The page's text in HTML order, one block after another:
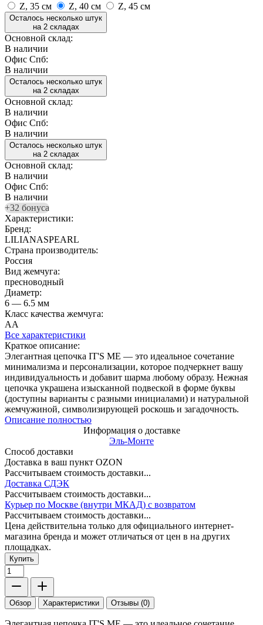
Z, 35 см
Z, 40 см Z, 45 см
Осталось несколько штук
на 2 складах
Основной склад:
В наличии
Офис Спб:
В наличии
Осталось несколько штук
на 2 складах
Основной склад:
В наличии
Офис Спб:
В наличии
Осталось несколько штук
на 2 складах
Основной склад:
В наличии
Офис Спб:
В наличии
+32 бонуса
Характеристики:
Бренд:
LILIANASPEARL
Страна производитель:
Россия
Вид жемчуга:
пресноводный
Диаметр:
6 — 6.5 мм
Класс качества жемчуга:
АА
Все характеристики
Краткое описание:
Элегантная цепочка IT'S ME — это идеальное сочетание
минимализма и персонализации, которое подчеркнет вашу
индивидуальность и добавит шарма любому образу. Нежная
цепочка украшена изысканной подвеской в форме буквы
(доступны варианты с разными инициалами) и натуральной
жемчужиной, символизирующей роскошь и загадочность.
Описание полностью
Информация о доставке
Эль-Монте
Способ доставки
Доставка в ваш пункт OZON
Рассчитываем стоимость доставки...
Доставка СДЭК
Рассчитываем стоимость доставки...
Курьер по Москве (внутри МКАД) с возвратом
Рассчитываем стоимость доставки...
Цена действительна только для официального интернет-
магазина бренда и может отличаться от цен в на других
площадках.
Купить
Обзор Характеристики Отзывы (0)